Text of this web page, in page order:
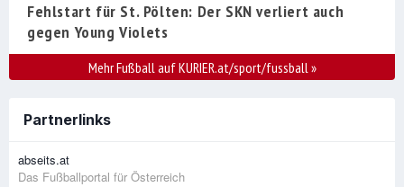
Fehlstart für St. Pölten: Der SKN verliert auch
gegen Young Violets
Mehr Fußball auf KURIER.at/sport/fussball»
Partnerlinks
abseits.at
Das Fußballportal für Österreich